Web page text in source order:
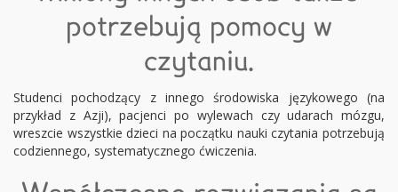
potrzebują pomocy w
czytaniu.
Studenci pochodzący z innego środowiska językowego (na
przykład z Azji), pacjenci po wylewach czy udarach mózgu,
wreszcie wszystkie dzieci na początku nauki czytania potrzebują
codziennego, systematycznego ćwiczenia.